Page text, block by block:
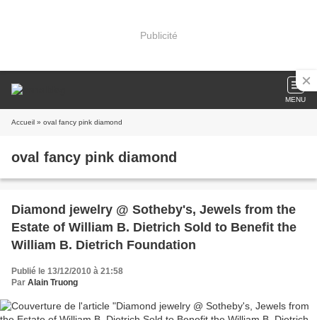
Publicité
MENU
Accueil » oval fancy pink diamond
oval fancy pink diamond
Diamond jewelry @ Sotheby's, Jewels from the
Estate of William B. Dietrich Sold to Benefit the
William B. Dietrich Foundation
Publié le 13/12/2010 à 21:58
Par Alain Truong